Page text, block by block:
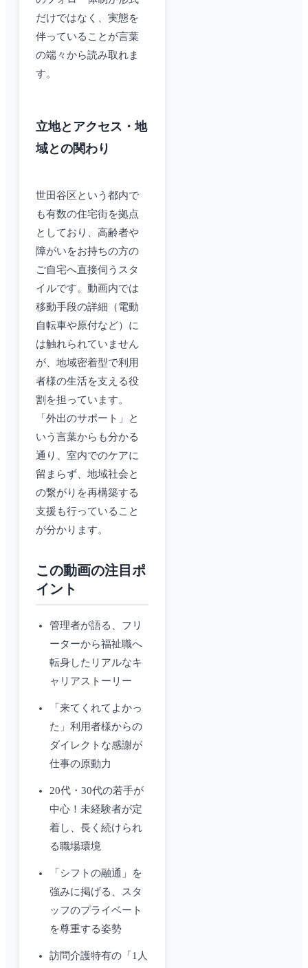
だけではなく、実態を
伴っていることが言葉
の端々から読み取れま
す。
立地とアクセス・地
域との関わり
世田谷区という都内で
も有数の住宅街を拠点
としており、高齢者や
障がいをお持ちの方の
ご自宅へ直接伺うスタ
イルです。動画内では
移動手段の詳細（電動
自転車や原付など）に
は触れられていません
が、地域密着型で利用
者様の生活を支える役
割を担っています。
「外出のサポート」と
いう言葉からも分かる
通り、室内でのケアに
留まらず、地域社会と
の繋がりを再構築する
支援も行っていること
が分かります。
この動画の注目ポ
イント
管理者が語る、フリ
ーターから福祉職へ
転身したリアルなキ
ャリアストーリー
「来てくれてよかっ
た」利用者様からの
ダイレクトな感謝が
仕事の原動力
20代・30代の若手が
中心！未経験者が定
着し、長く続けられ
る職場環境
「シフトの融通」を
強みに掲げる、スタ
ッフのプライベート
を尊重する姿勢
訪問介護特有の「1人